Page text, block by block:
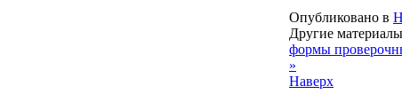
Опубликовано в
Другие
формы
»
Наверх